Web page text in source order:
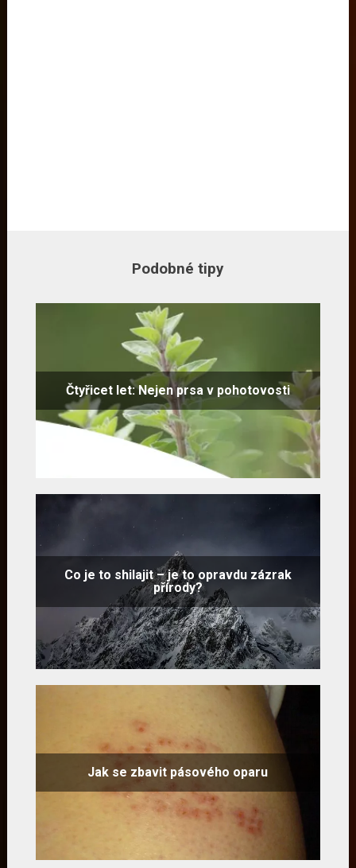
Podobné tipy
Čtyřicet let: Nejen prsa v pohotovosti
Co je to shilajit – je to opravdu zázrak
přírody?
Jak se zbavit pásového oparu